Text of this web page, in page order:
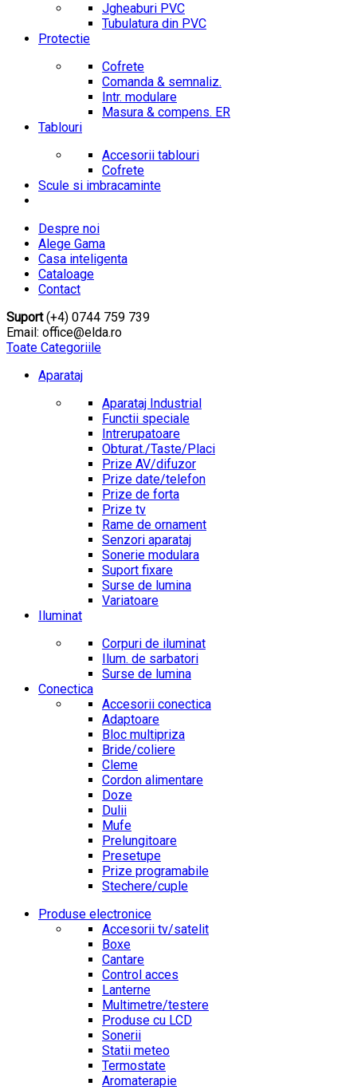
Jgheaburi PVC
Tubulatura din PVC
Protectie
Cofrete
Comanda & semnaliz.
Intr. modulare
Masura & compens. ER
Tablouri
Accesorii tablouri
Cofrete
Scule si imbracaminte
Despre noi
Alege Gama
Casa inteligenta
Cataloage
Contact
Suport(+4) 0744 759 739
Email: office@elda.ro
Toate Categoriile
Aparataj
Aparataj Industrial
Functii speciale
Intrerupatoare
Obturat./Taste/Placi
Prize AV/difuzor
Prize date/telefon
Prize de forta
Prize tv
Rame de ornament
Senzori aparataj
Sonerie modulara
Suport fixare
Surse de lumina
Variatoare
Iluminat
Corpuri de iluminat
Ilum. de sarbatori
Surse de lumina
Conectica
Accesorii conectica
Adaptoare
Bloc multipriza
Bride/coliere
Cleme
Cordon alimentare
Doze
Dulii
Mufe
Prelungitoare
Presetupe
Prize programabile
Stechere/cuple
Produse electronice
Accesorii tv/satelit
Boxe
Cantare
Control acces
Lanterne
Multimetre/testere
Produse cu LCD
Sonerii
Statii meteo
Termostate
Aromaterapie